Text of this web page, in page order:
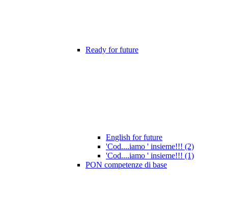
Ready for future
English for future
'Cod....iamo ' insieme!!! (2)
'Cod....iamo ' insieme!!! (1)
PON competenze di base